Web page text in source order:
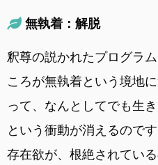
無執着：解脱
釈尊の説かれたプログラ
ころが無執着という境地
って、なんとしてでも生
という衝動が消えるので
存在欲が、根絶されてい